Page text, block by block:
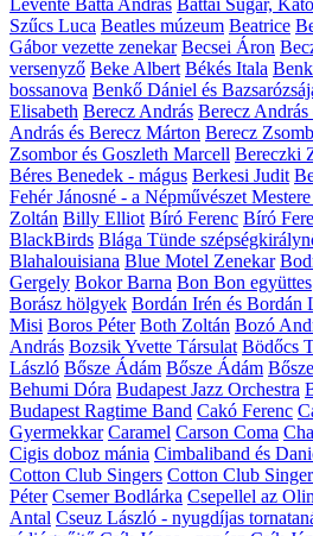
Szűcs Luca Beatles múzeum Beatrice
Gábor vezette zenekar Becsei Áron
versenyző Beke Albert Békés Itala
bossanova Benkő Dániel és
Elisabeth Berecz András Berecz
András és Berecz Márton Berecz
Zsombor és Goszleth Marcell Bereczki
Béres Benedek - mágus Berkesi Judit
Fehér Jánosné - a Népművészet Mestere
Zoltán Billy Elliot Bíró Ferenc Bíró
BlackBirds Blága Tünde
Blahalouisiana Blue Motel Zenekar
Gergely Bokor Barna Bon Bon együttes
Borász hölgyek Bordán Irén és Bordán
Misi Boros Péter Both Zoltán Bozó
András Bozsik Yvette Társulat Bödőcs
László Bősze Ádám Bősze Ádám
Behumi Dóra Budapest Jazz Orchestra
Budapest Ragtime Band Cakó Ferenc
Gyermekkar Caramel Carson Coma
Cigis doboz mánia Cimbaliband és
Cotton Club Singers Cotton Club
Péter Csemer Bodlárka Csepellel az
Antal Cseuz László - nyugdíjas